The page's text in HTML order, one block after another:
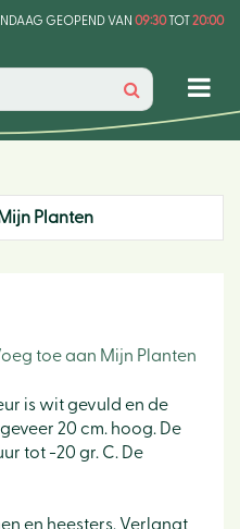
GEOPEND VAN 09:30TOT20:00
Mijn Planten
toe aan Mijn Planten
is wit gevuld en de
20 cm. hoog. De
tot -20 gr. C. De
en heesters. Verlangt